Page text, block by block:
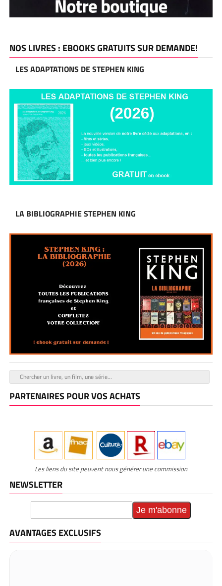
NOS LIVRES : EBOOKS GRATUITS SUR DEMANDE!
LES ADAPTATIONS DE STEPHEN KING
LA BIBLIOGRAPHIE STEPHEN KING
PARTENAIRES POUR VOS ACHATS
Les liens du site peuvent nous générer une commission
NEWSLETTER
AVANTAGES EXCLUSIFS